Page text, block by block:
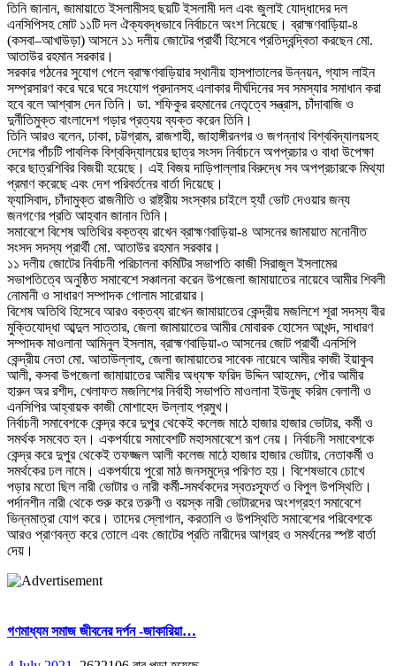
তিনি জানান, জামায়াতে ইসলামীসহ ছয়টি ইসলামী দল এবং জুলাই যোদ্ধাদের দল
এনসিপিসহ মোট ১১টি দল ঐক্যবদ্ধভাবে নির্বাচনে অংশ নিয়েছে। ব্রাহ্মণবাড়িয়া-৪
(কসবা–আখাউড়া) আসনে ১১ দলীয় জোটের প্রার্থী হিসেবে প্রতিদ্বন্দ্বিতা করছেন মো.
আতাউর রহমান সরকার।
সরকার গঠনের সুযোগ পেলে ব্রাহ্মণবাড়িয়ার স্থানীয় হাসপাতালের উন্নয়ন, গ্যাস লাইন
সম্প্রসারণ করে ঘরে ঘরে সংযোগ প্রদানসহ এলাকার দীর্ঘদিনের সব সমস্যার সমাধান করা
হবে বলে আশ্বাস দেন তিনি। ডা. শফিকুর রহমানের নেতৃত্বে সন্ত্রাস, চাঁদাবাজি ও
দুর্নীতিমুক্ত বাংলাদেশ গড়ার প্রত্যয় ব্যক্ত করেন তিনি।
তিনি আরও বলেন, ঢাকা, চট্টগ্রাম, রাজশাহী, জাহাঙ্গীরনগর ও জগন্নাথ বিশ্ববিদ্যালয়সহ
দেশের পাঁচটি পাবলিক বিশ্ববিদ্যালয়ের ছাত্র সংসদ নির্বাচনে অপপ্রচার ও বাধা উপেক্ষা
করে ছাত্রশিবির বিজয়ী হয়েছে। এই বিজয় দাড়িপাল্লার বিরুদ্ধে সব অপপ্রচারকে মিথ্যা
প্রমাণ করেছে এবং দেশ পরিবর্তনের বার্তা দিয়েছে।
ফ্যাসিবাদ, চাঁদামুক্ত রাজনীতি ও রাষ্ট্রীয় সংস্কার চাইলে হ্যাঁ ভোট দেওয়ার জন্য
জনগণের প্রতি আহ্বান জানান তিনি।
সমাবেশে বিশেষ অতিথির বক্তব্য রাখেন ব্রাহ্মণবাড়িয়া-৪ আসনের জামায়াত মনোনীত
সংসদ সদস্য প্রার্থী মো. আতাউর রহমান সরকার।
১১ দলীয় জোটের নির্বাচনী পরিচালনা কমিটির সভাপতি কাজী সিরাজুল ইসলামের
সভাপতিত্বে অনুষ্ঠিত সমাবেশে সঞ্চালনা করেন উপজেলা জামায়াতের নায়েবে আমীর শিবলী
নোমানী ও সাধারণ সম্পাদক গোলাম সারোয়ার।
বিশেষ অতিথি হিসেবে আরও বক্তব্য রাখেন জামায়াতের কেন্দ্রীয় মজলিশে শূরা সদস্য বীর
মুক্তিযোদ্ধা আব্দুল সাত্তার, জেলা জামায়াতের আমীর মোবারক হোসেন আখন্দ, সাধারণ
সম্পাদক মাওলানা আমিনুল ইসলাম, ব্রাহ্মণবাড়িয়া-৩ আসনের জোট প্রার্থী এনসিপি
কেন্দ্রীয় নেতা মো. আতাউল্লাহ, জেলা জামায়াতের সাবেক নায়েবে আমীর কাজী ইয়াকুব
আলী, কসবা উপজেলা জামায়াতের আমীর অধ্যক্ষ ফরিদ উদ্দিন আহমেদ, পৌর আমীর
হারুন অর রশীদ, খেলাফত মজলিশের নির্বাহী সভাপতি মাওলানা ইউনুছ করিম বেলালী ও
এনসিপির আহ্বায়ক কাজী মোশাহেদ উল্লাহ প্রমুখ।
নির্বাচনী সমাবেশকে কেন্দ্র করে দুপুর থেকেই কলেজ মাঠে হাজার হাজার ভোটার, কর্মী ও
সমর্থক সমবেত হন। একপর্যায়ে সমাবেশটি মহাসমাবেশে রূপ নেয়। নির্বাচনী সমাবেশকে
কেন্দ্র করে দুপুর থেকেই তফজ্জল আলী কলেজ মাঠে হাজার হাজার ভোটার, নেতাকর্মী ও
সমর্থকের ঢল নামে। একপর্যায়ে পুরো মাঠ জনসমুদ্রে পরিণত হয়। বিশেষভাবে চোখে
পড়ার মতো ছিল নারী ভোটার ও নারী কর্মী-সমর্থকদের স্বতঃস্ফূর্ত ও বিপুল উপস্থিতি।
পর্দানশীন নারী থেকে শুরু করে তরুণী ও বয়স্ক নারী ভোটারদের অংশগ্রহণ সমাবেশে
ভিন্নমাত্রা যোগ করে। তাদের স্লোগান, করতালি ও উপস্থিতি সমাবেশের পরিবেশকে
আরও প্রাণবন্ত করে তোলে এবং জোটের প্রতি নারীদের আগ্রহ ও সমর্থনের স্পষ্ট বার্তা
দেয়।
গণমাধ্যম সমাজ জীবনের দর্পন -জাকারিয়া…